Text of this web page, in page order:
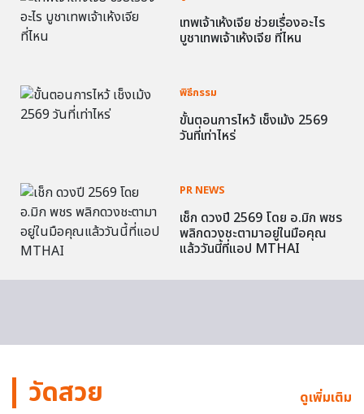
เทพเจ้าเห้งเจีย ช่วยเรื่องอะไร
บูชาเทพเจ้าเห้งเจีย ที่ไหน
พิธีกรรม
ขั้นตอนการไหว้ เช็งเม้ง 2569
วันที่เท่าไหร่
PR NEWS
เช็ก ดวงปี 2569 โดย อ.มิก พชร
พลิกดวงชะตามาอยู่ในมือคุณ
แล้ววันนี้ที่แอป MTHAI
วัดสวย ดูเพิ่มเติม